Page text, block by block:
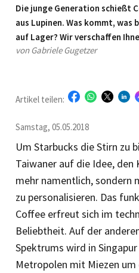
Die junge Generation schießt
aus Lupinen. Was kommt,
auf Lager? Wir verschaffen
von Gabriele Gugetzer
Samstag, 05.05.2018
Artikel teilen:
Um Starbucks die Stirn zu
Taiwaner auf die Idee, den
mehr namentlich, sondern
zu personalisieren. Das
Coffee erfreut sich im
Beliebtheit. Auf der
Spektrums wird in
Metropolen mit Miezen